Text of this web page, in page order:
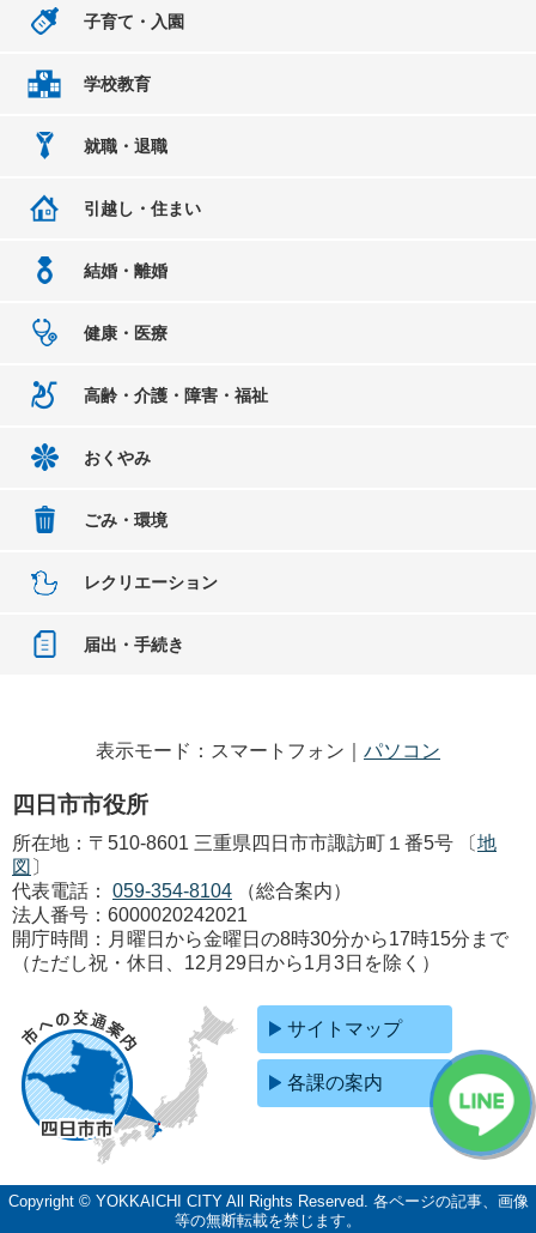
子育て・入園
学校教育
就職・退職
引越し・住まい
結婚・離婚
健康・医療
高齢・介護・障害・福祉
おくやみ
ごみ・環境
レクリエーション
届出・手続き
表示モード：スマートフォン｜ パソコン
四日市市役所
所在地：〒510-8601 三重県四日市市諏訪町１番5号 〔地
図 〕
代表電話：
059-354-8104
（総合案内）
法人番号：6000020242021
開庁時間：月曜日から金曜日の8時30分から17時15分まで
（ただし祝・休日、12月29日から1月3日を除く）
サイトマップ
各課の案内
Copyright © YOKKAICHI CITY All Rights Reserved. 各ページの記事、画像
等の無断転載を禁じます。